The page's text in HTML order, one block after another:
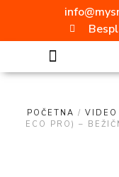
POČETNA /
ECO PRO) –